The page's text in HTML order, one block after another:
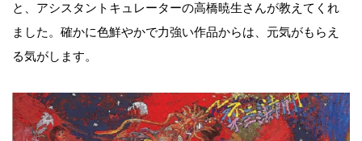
と、アシスタントキュレーターの高橋暁生さんが教えてくれ
ました。確かに色鮮やかで力強い作品からは、元気がもらえ
る気がします。